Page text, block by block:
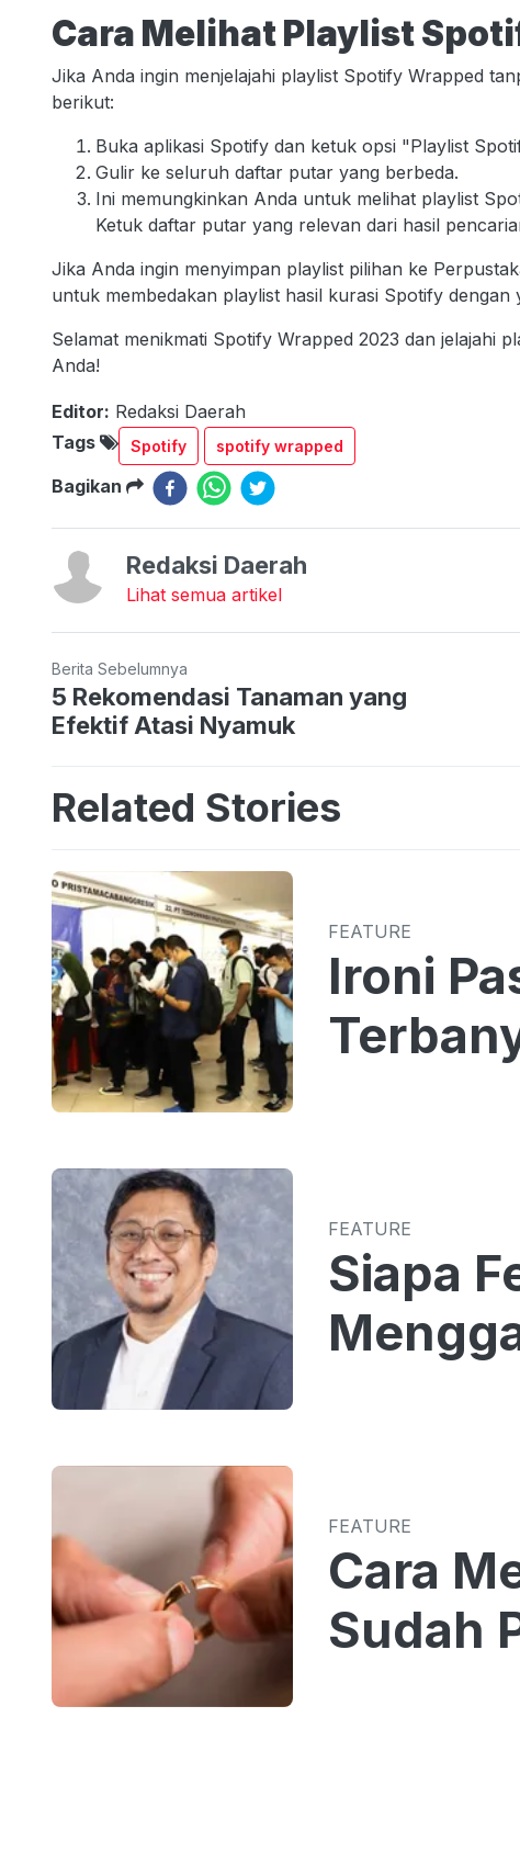
Cara Melihat Playlist
Jika Anda ingin menjelajahi playlist Spotify Wrapped
berikut:
Buka aplikasi Spotify dan ketuk opsi "Playlist
Gulir ke seluruh daftar putar yang berbeda.
Ini memungkinkan Anda untuk melihat playlist
Ketuk daftar putar yang relevan dari hasil
Jika Anda ingin menyimpan playlist pilihan ke
untuk membedakan playlist hasil kurasi Spotify dengan
Selamat menikmati Spotify Wrapped 2023 dan jelajahi
Anda!
Editor: Redaksi Daerah
Tags
Spotify spotify wrapped
Bagikan
Redaksi Daerah
Lihat semua artikel
Berita Sebelumnya
5 Rekomendasi Tanaman yang
Efektif Atasi Nyamuk
Related Stories
FEATURE
Ironi
FEATURE
Siapa
FEATURE
Cara
Sudah